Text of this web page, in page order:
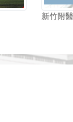
新竹附